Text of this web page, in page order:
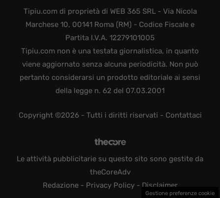
Tipiu.com di proprietà di WEB 365 SRL - Via Nicola
Marchese 10, 00141 Roma (RM) - Codice Fiscale e
Partita I.V.A. 12279101005
Tipiu.com non è una testata giornalistica, in quanto
viene aggiornato senza alcuna periodicità. Non può
pertanto considerarsi un prodotto editoriale ai sensi
della legge n. 62 del 07.03.2001
Copyright ©2026 - Tutti i diritti riservati - Contattaci
Le attività pubblicitarie su questo sito sono gestite da
theCoreAdv
Redazione- Privacy Policy- Disclaimer
Gestione preferenze cookie